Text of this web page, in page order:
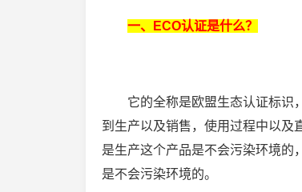
一、ECO认证是什么？
它的全称是欧盟生态认证标识
到生产以及销售，使用过程中以及
是生产这个产品是不会污染环境的
是不会污染环境的。